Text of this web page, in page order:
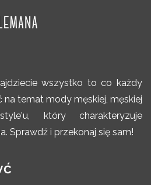
wszystko to co każdy
temat mody męskiej, męskiej
który charakteryzuje
Sprawdź i przekonaj się sam!